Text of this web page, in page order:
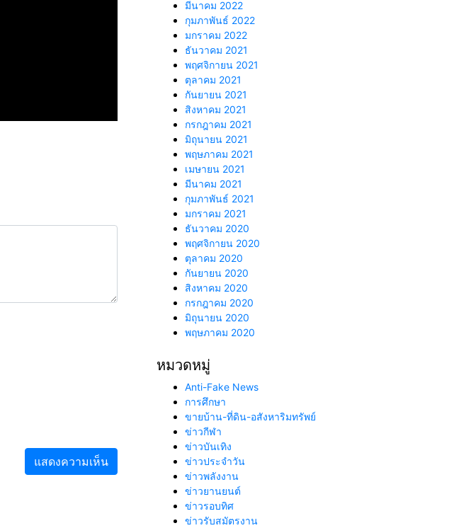
มีนาคม 2022
กุมภาพันธ์ 2022
มกราคม 2022
ธันวาคม 2021
พฤศจิกายน 2021
ตุลาคม 2021
กันยายน 2021
สิงหาคม 2021
กรกฎาคม 2021
มิถุนายน 2021
พฤษภาคม 2021
เมษายน 2021
มีนาคม 2021
กุมภาพันธ์ 2021
มกราคม 2021
ธันวาคม 2020
พฤศจิกายน 2020
ตุลาคม 2020
กันยายน 2020
สิงหาคม 2020
กรกฎาคม 2020
มิถุนายน 2020
พฤษภาคม 2020
หมวดหมู่
Anti-Fake News
การศึกษา
ขายบ้าน-ที่ดิน-อสังหาริมทรัพย์
ข่าวกีฬา
ข่าวบันเทิง
ข่าวประจำวัน
ข่าวพลังงาน
ข่าวยานยนต์
ข่าวรอบทิศ
ข่าวรับสมัตรงาน